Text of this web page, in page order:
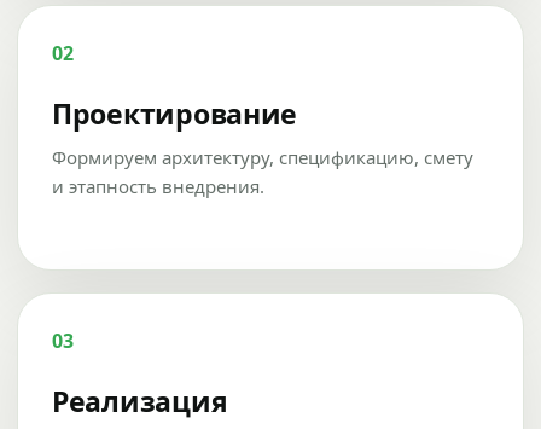
02
Проектирование
Формируем архитектуру, спецификацию, смету
и этапность внедрения.
03
Реализация